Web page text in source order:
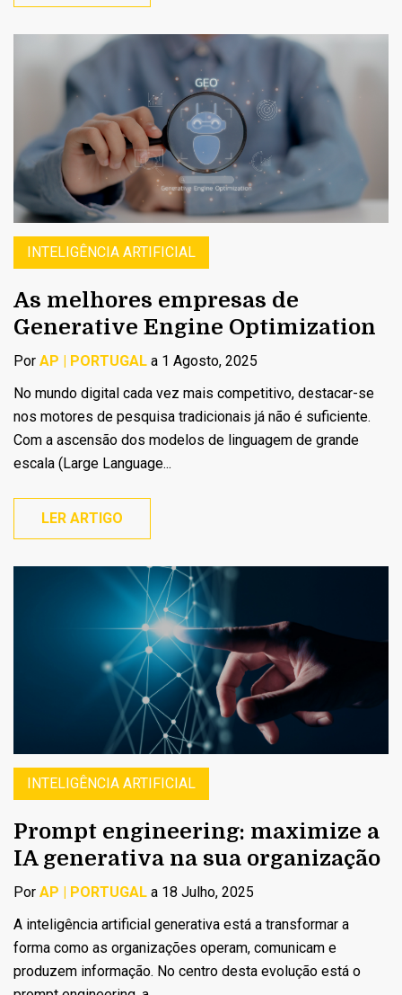
INTELIGÊNCIA ARTIFICIAL
As melhores empresas de
Generative Engine Optimization
Por AP | PORTUGAL a 1 Agosto, 2025
No mundo digital cada vez mais competitivo, destacar-se
nos motores de pesquisa tradicionais já não é suficiente.
Com a ascensão dos modelos de linguagem de grande
escala (Large Language...
LER ARTIGO
INTELIGÊNCIA ARTIFICIAL
Prompt engineering: maximize a
IA generativa na sua organização
Por AP | PORTUGAL a 18 Julho, 2025
A inteligência artificial generativa está a transformar a
forma como as organizações operam, comunicam e
produzem informação. No centro desta evolução está o